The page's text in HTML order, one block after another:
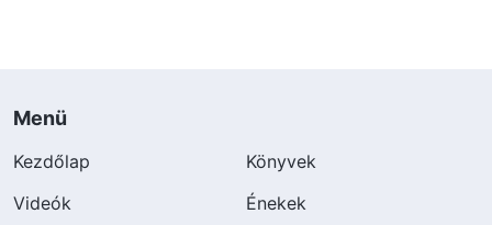
Menü
Kezdőlap
Könyvek
Videók
Énekek